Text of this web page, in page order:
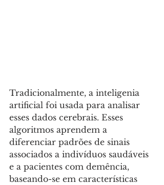
Tradicionalmente, a inteligenia
artificial foi usada para analisar
esses dados cerebrais. Esses
algoritmos aprendem a
diferenciar padrões de sinais
associados a indivíduos saudáveis
e a pacientes com demência,
baseando-se em características